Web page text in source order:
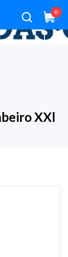
0
XXl